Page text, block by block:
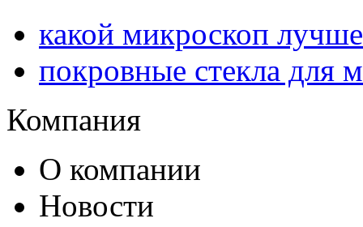
какой микроскоп
покровные стекла для
Компания
О компании
Новости